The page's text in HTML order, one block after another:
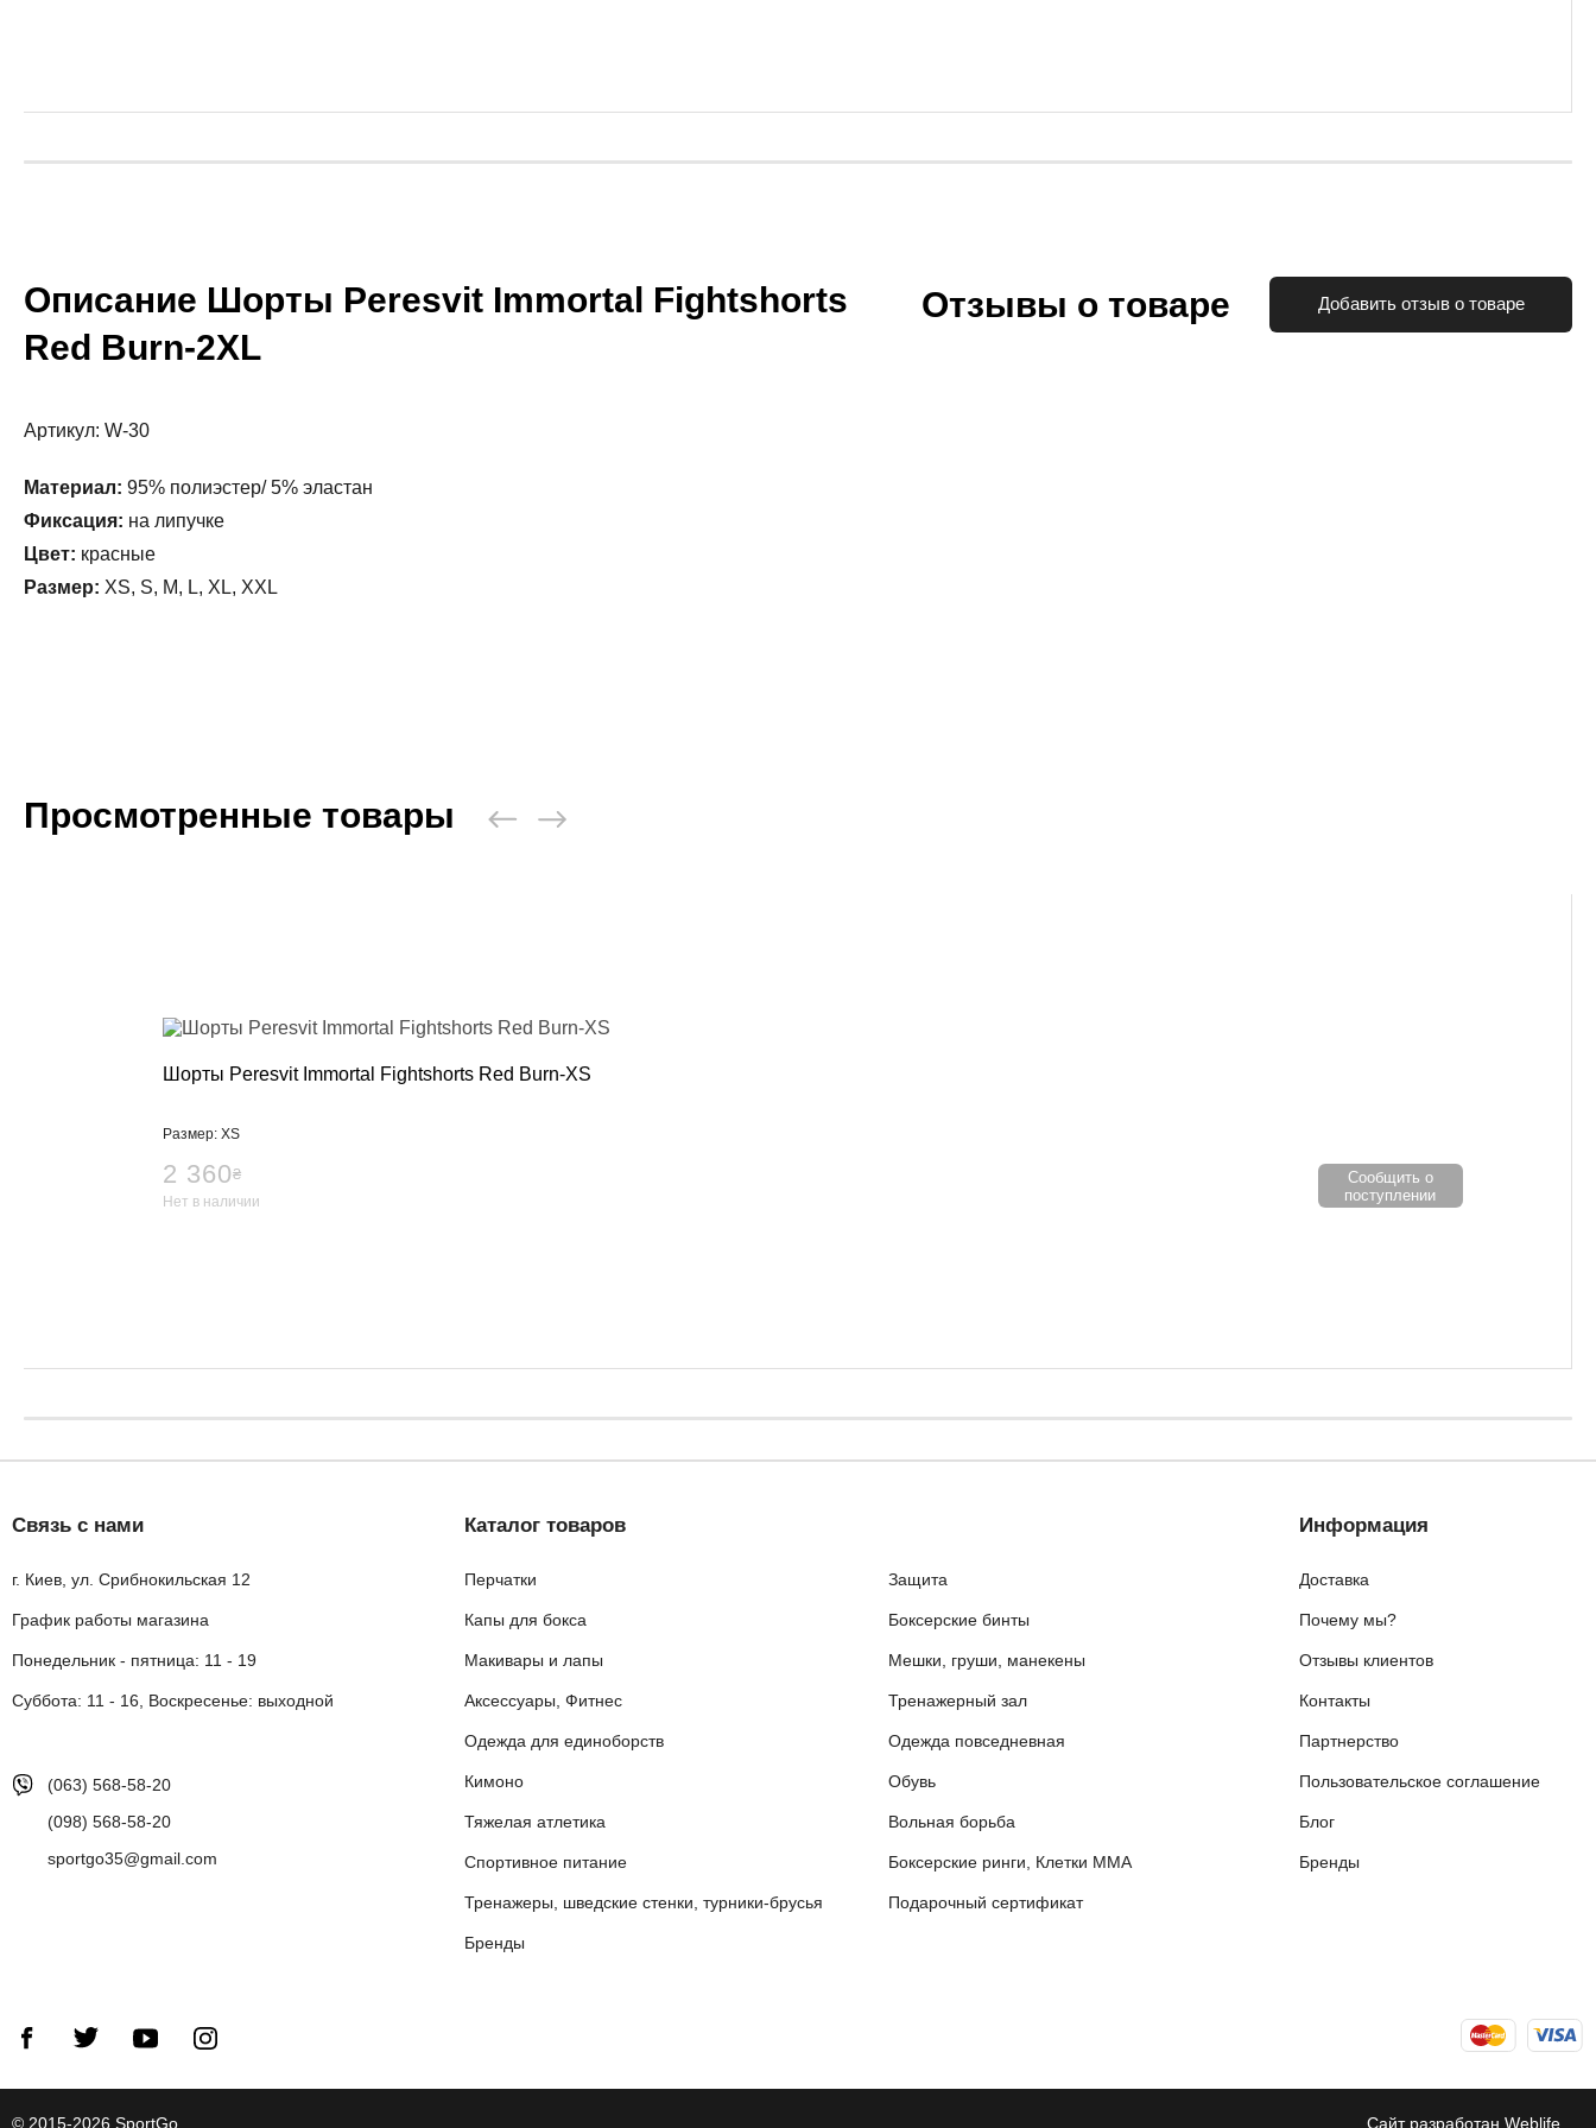
Описание Шорты Peresvit Immortal Fightshorts
Red Burn-2XL
Артикул: W-30
Материал: 95% полиэстер/ 5% эластан
Фиксация: на липучке
Цвет: красные
Размер: XS, S, M, L, XL, XXL
Отзывы о товаре Добавить отзыв о товаре
Просмотренные товары
Шорты Peresvit Immortal Fightshorts Red Burn-XS
Размер: XS
2 360₴
Нет в наличии
Сообщить о
поступлении
Связь с нами
г. Киев, ул. Срибнокильская 12
График работы магазина
Понедельник - пятница: 11 - 19
Суббота: 11 - 16, Воскресенье: выходной
(063) 568-58-20
(098) 568-58-20
sportgo35@gmail.com
Каталог товаров
Перчатки Защита
Капы для бокса Боксерские бинты
Макивары и лапы Мешки, груши, манекены
Аксессуары, Фитнес Тренажерный зал
Одежда для единоборств Одежда повседневная
Кимоно Обувь
Тяжелая атлетика Вольная борьба
Спортивное питание Боксерские ринги, Клетки ММА
Тренажеры, шведские стенки, турники-брусья Подарочный сертификат
Бренды
Информация
Доставка
Почему мы?
Отзывы клиентов
Контакты
Партнерство
Пользовательское соглашение
Блог
Бренды
© 2015-2026 SportGo Сайт разработан Weblife